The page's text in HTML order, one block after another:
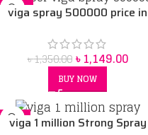
-15%
viga spray 500000 price in
৳1,350.00 ৳1,149.00
BUY NOW
-8%
viga 1 million Strong Spray